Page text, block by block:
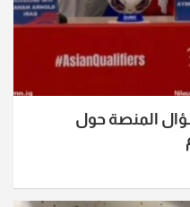
المنصة حول